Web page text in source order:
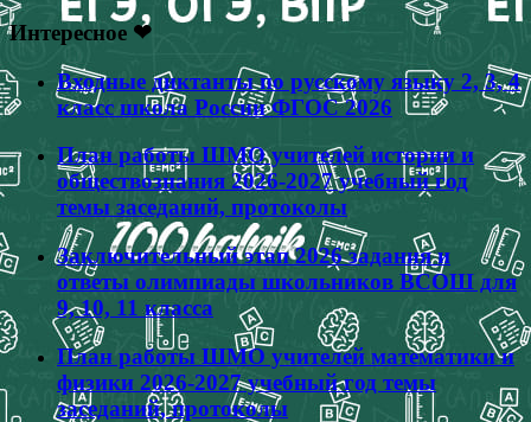
Интересное ❤
Входные диктанты по русскому языку 2, 3, 4
класс школа России ФГОС 2026
План работы ШМО учителей истории и
обществознания 2026-2027 учебный год
темы заседаний, протоколы
Заключительный этап 2026 задания и
ответы олимпиады школьников ВСОШ для
9, 10, 11 класса
План работы ШМО учителей математики и
физики 2026-2027 учебный год темы
заседаний, протоколы